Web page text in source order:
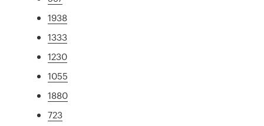
1938
1333
1230
1055
1880
723